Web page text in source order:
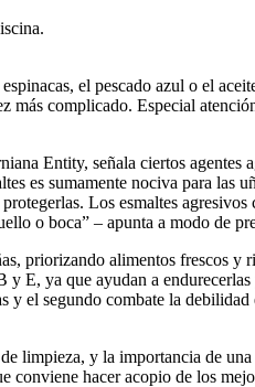
el pescado azul o el
más complicado. Especial
Entity, señala ciertos agentes
es sumamente nociva para
Los esmaltes
o boca” – apunta a modo de
priorizando alimentos frescos
E, ya que ayudan a
el segundo combate la
limpieza, y la importancia de
conviene hacer acopio de los